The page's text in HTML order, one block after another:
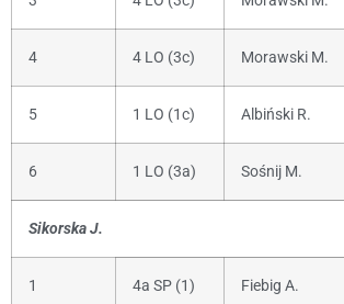
4 4 LO (3c) Morawski M.
5 1 LO (1c) Albiński R.
6 1 LO (3a) Sośnij M.
Sikorska J.
1 4a SP (1) Fiebig A.